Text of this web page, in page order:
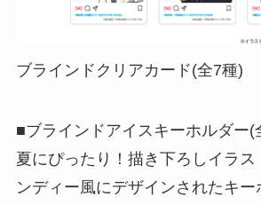
ブラインドクリアカード(全7種)
■ブラインドアイスキーホルダー(
夏にぴったり！描き下ろしイラス
ンディー風にデザインされたキー